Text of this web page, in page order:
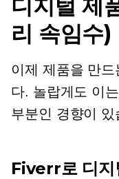
디지털 제
리 속임수)
이제 제품을 만
다. 놀랍게도 이
부분인 경향이 있
Fiverr로 디지